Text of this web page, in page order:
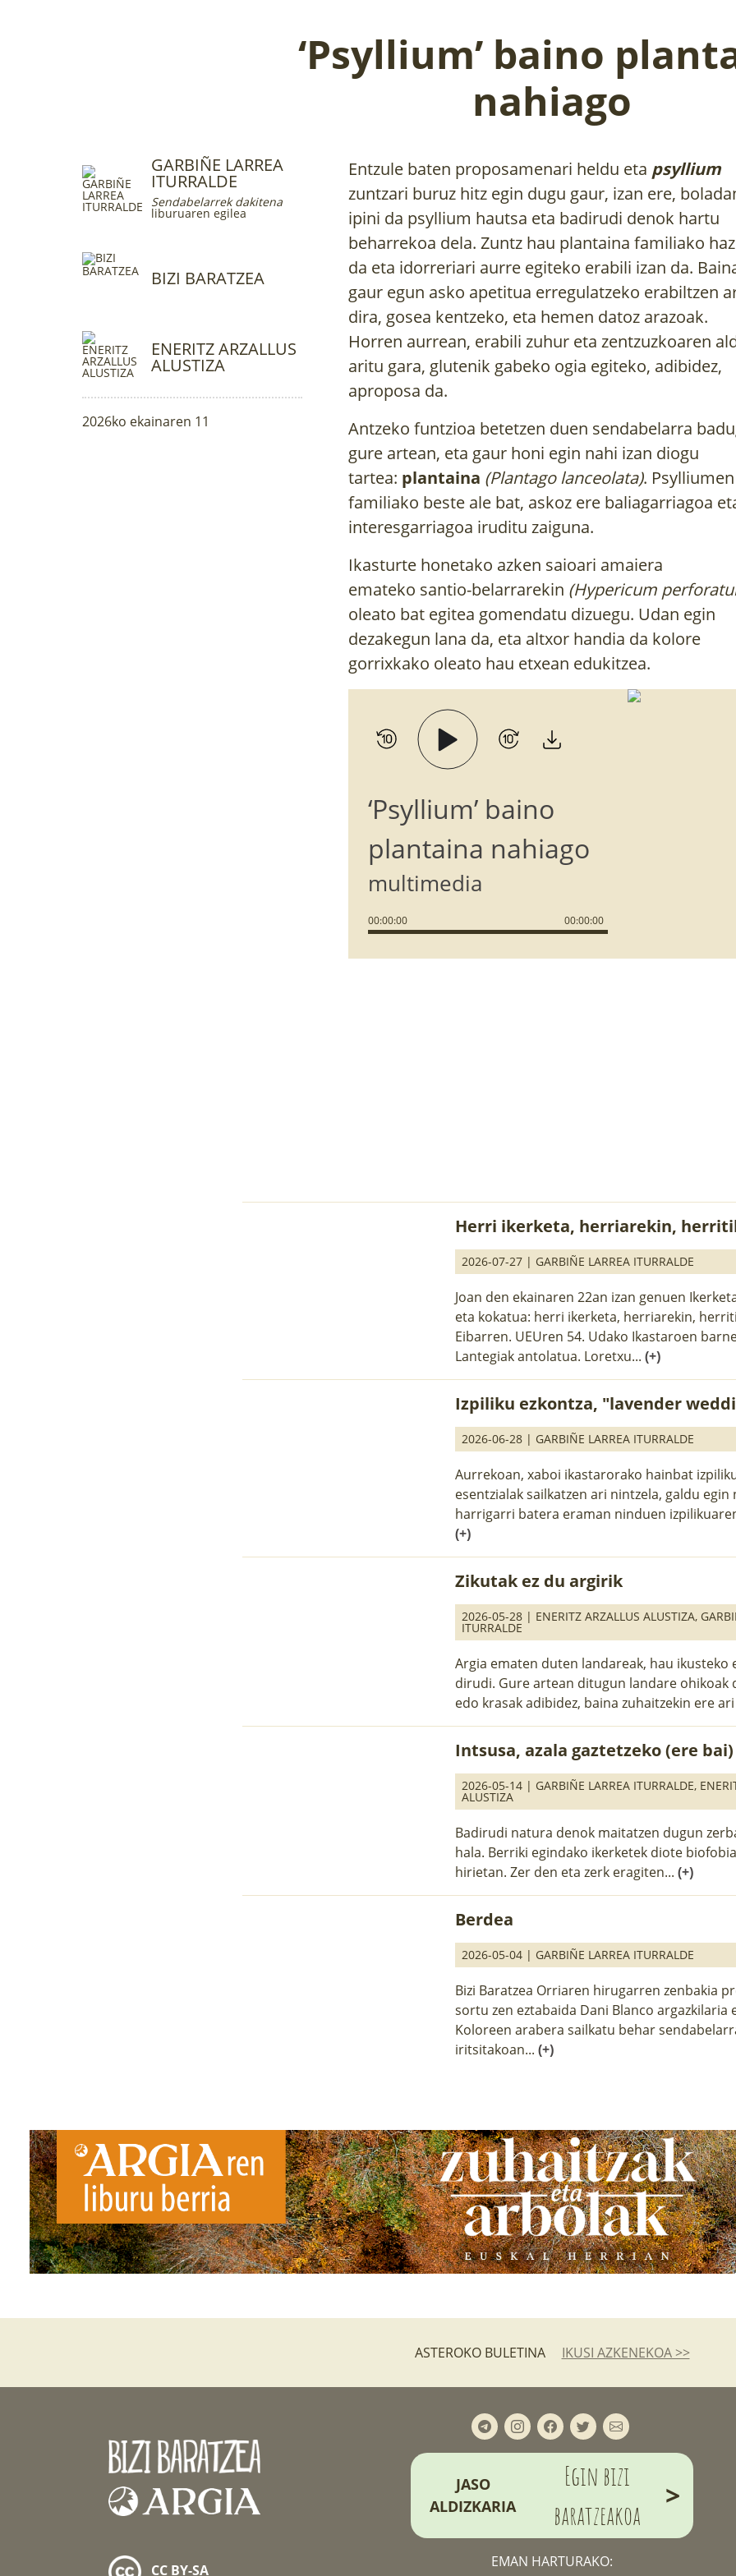
‘Psyllium’ baino
nahiago
GARBIÑE LARREA
ITURRALDE
Sendabelarrek dakitena
liburuaren egilea
BIZI BARATZEA
ENERITZ ARZALLUS
ALUSTIZA
2026ko ekainaren 11
Entzule baten proposamenari heldu eta psyllium
zuntzari buruz hitz egin dugu gaur, izan ere,
ipini da psyllium hautsa eta badirudi denok hartu
beharrekoa dela. Zuntz hau plantaina familiako
da eta idorreriari aurre egiteko erabili izan da.
gaur egun asko apetitua erregulatzeko erabiltzen
dira, gosea kentzeko, eta hemen datoz arazoak.
Horren aurrean, erabili zuhur eta zentzuzkoaren
aritu gara, glutenik gabeko ogia egiteko, adibidez,
aproposa da.
Antzeko funtzioa betetzen duen sendabelarra
gure artean, eta gaur honi egin nahi izan diogu
tartea: plantaina (Plantago lanceolata). Psylliumen
familiako beste ale bat, askoz ere baliagarriagoa
interesgarriagoa iruditu zaiguna.
Ikasturte honetako azken saioari amaiera
emateko santio-belarrarekin (Hypericum
oleato bat egitea gomendatu dizuegu. Udan egin
dezakegun lana da, eta altxor handia da kolore
gorrixkako oleato hau etxean edukitzea.
‘Psyllium’ baino
plantaina nahiago
multimedia
00:00:00 00:00:00
Herri ikerketa, herriarekin,
2026-07-27 | GARBIÑE LARREA ITURRALDE
Joan den ekainaren 22an izan genuen
eta kokatua: herri ikerketa, herriarekin,
Eibarren. UEUren 54. Udako Ikastaroen
Lantegiak antolatua. Loretxu...(+)
Izpiliku ezkontza, "lavender
2026-06-28 | GARBIÑE LARREA ITURRALDE
Aurrekoan, xaboi ikastarorako hainbat
esentzialak sailkatzen ari nintzela, galdu
harrigarri batera eraman ninduen
(+)
Zikutak ez du argirik
2026-05-28 | ENERITZ ARZALLUS ALUSTIZA,
ITURRALDE
Argia ematen duten landareak, hau ikusteko
dirudi. Gure artean ditugun landare ohikoak
edo krasak adibidez, baina zuhaitzekin ere
Intsusa, azala gaztetzeko (ere bai)
2026-05-14 | GARBIÑE LARREA ITURRALDE,
ALUSTIZA
Badirudi natura denok maitatzen dugun
hala. Berriki egindako ikerketek diote
hirietan. Zer den eta zerk eragiten...(+)
Berdea
2026-05-04 | GARBIÑE LARREA ITURRALDE
Bizi Baratzea Orriaren hirugarren zenbakia
sortu zen eztabaida Dani Blanco argazkilaria
Koloreen arabera sailkatu behar
iritsitakoan...(+)
ASTEROKO BULETINA IKUSI AZKENEKOA >>
CC BY-SA
JASO
ALDIZKARIA
Egin bizi
baratzeakoa
>
EMAN HARTURAKO: